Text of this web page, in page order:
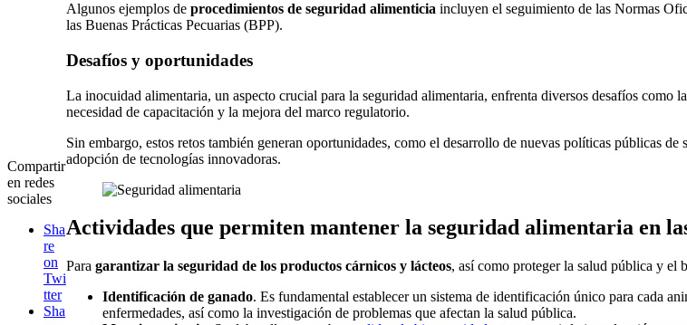
Compartir
en redes
sociales
Sha
re
on
Twi
tter
Sha
Algunos ejemplos de procedimientos de seguridad alimenticia incluyen el seguimiento de las Normas
las Buenas Prácticas Pecuarias (BPP).
Desafíos y oportunidades
La inocuidad alimentaria, un aspecto crucial para la seguridad alimentaria, enfrenta diversos desafíos como
necesidad de capacitación y la mejora del marco regulatorio.
Sin embargo, estos retos también generan oportunidades, como el desarrollo de nuevas políticas públicas
adopción de tecnologías innovadoras.
Actividades que permiten mantener la seguridad alimentaria en
Para garantizar la seguridad de los productos cárnicos y lácteos, así como proteger la salud pública y el
Identificación de ganado. Es fundamental establecer un sistema de identificación único para cada
enfermedades, así como la investigación de problemas que afectan la salud pública.